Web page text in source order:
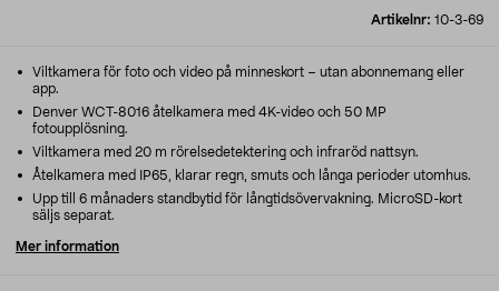
Artikelnr: 10-3-69
Viltkamera för foto och video på minneskort – utan abonnemang eller
app.
Denver WCT-8016 åtelkamera med 4K-video och 50 MP
fotoupplösning.
Viltkamera med 20 m rörelsedetektering och infraröd nattsyn.
Åtelkamera med IP65, klarar regn, smuts och långa perioder utomhus.
Upp till 6 månaders standbytid för långtidsövervakning. MicroSD-kort
säljs separat.
Mer information